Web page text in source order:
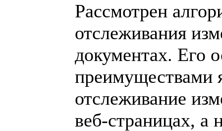
Рассмотрен
отслеживания
документах. Его
преимуществами
отслеживание
веб-страницах, а